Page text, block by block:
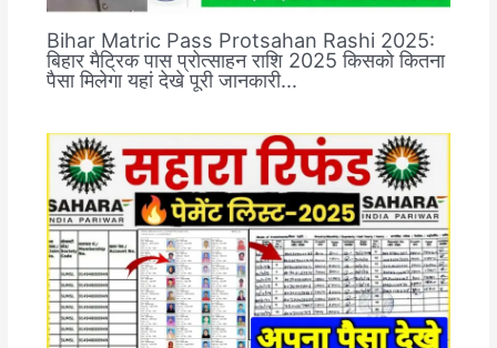
Bihar Matric Pass Protsahan Rashi 2025:
बिहार मैट्रिक पास प्रोत्साहन राशि 2025 किसको कितना
पैसा मिलेगा यहां देखे पूरी जानकारी…